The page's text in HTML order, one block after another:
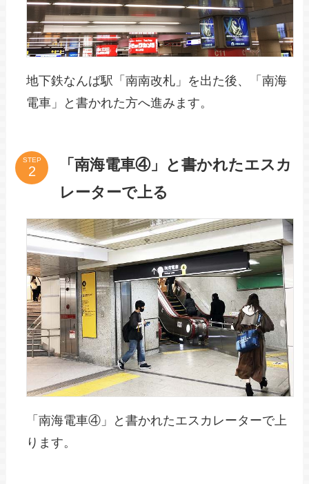
地下鉄なんば駅「南南改札」を出た後、「南海
電車」と書かれた方へ進みます。
STEP
「南海電車④」と書かれたエスカ
レーターで上る
「南海電車④」と書かれたエスカレーターで上
ります。